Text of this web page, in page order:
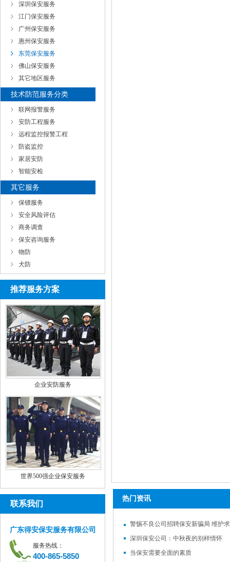
深圳保安服务
江门保安服务
广州保安服务
惠州保安服务
东莞保安服务
佛山保安服务
其它地区服务
技术防范服务分类
联网报警服务
安防工程服务
远程监控报警工程
防盗监控
家居安防
智能安检
其它服务
保镖服务
安全风险评估
商务调查
保安咨询服务
物防
犬防
推荐服务方案
企业安防服务
世界500强企业保安服务
联系我们
广东得安保安服务有限公司
服务热线：
400-865-5850
热门资讯
警惕不良公司招聘保安新骗局 维护
深圳保安公司：中秋夜的别样情怀
当保安需要全面的素质